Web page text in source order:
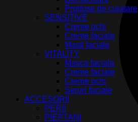
Produse de curatare
SENSITIVE
Creme ochi
Creme faciale
Masti faciale
VITALITY
Masca faciala
Creme faciale
Creme ochi
Seruri faciale
ACCESORII
PERII
PIEPTANI